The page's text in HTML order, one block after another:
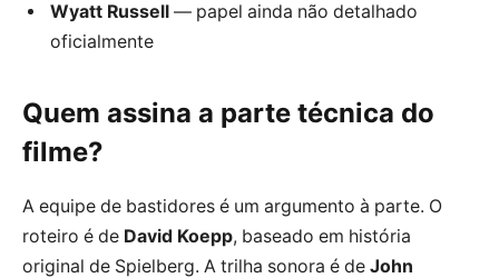
Wyatt Russell — papel ainda não detalhado
oficialmente
Quem assina a parte técnica do
filme?
A equipe de bastidores é um argumento à parte. O
roteiro é de David Koepp, baseado em história
original de Spielberg. A trilha sonora é de John